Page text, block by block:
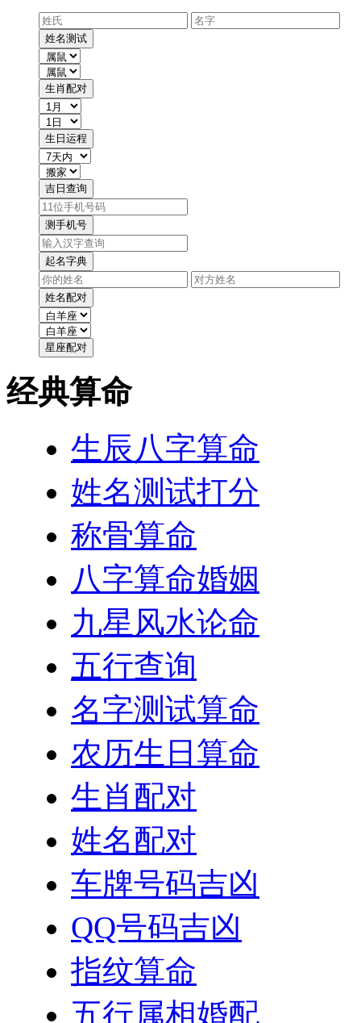
经典算命
生辰八字算命
姓名测试打分
称骨算命
八字算命婚姻
九星风水论命
五行查询
名字测试算命
农历生日算命
生肖配对
姓名配对
车牌号码吉凶
QQ号码吉凶
指纹算命
五行属相婚配